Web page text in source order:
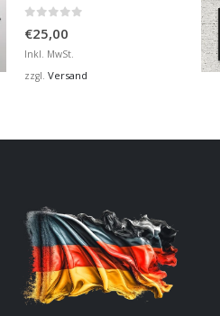
€25,00
Inkl. MwSt.
zzgl. Versand